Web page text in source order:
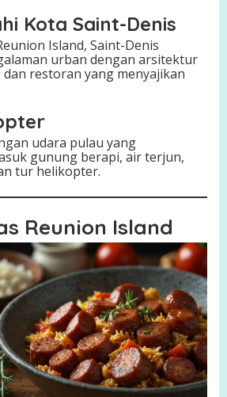
Kota Saint-Denis
Island, Saint-Denis
urban dengan arsitektur
restoran yang menyajikan
udara pulau yang
gunung berapi, air terjun,
tur helikopter.
Reunion Island